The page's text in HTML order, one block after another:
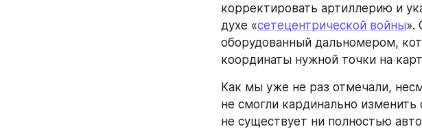
корректировать артиллерию и
духе «сетецентрической войны».
оборудованный дальномером,
координаты нужной точки на
Как мы уже не раз отмечали,
не смогли кардинально
не существует ни полностью